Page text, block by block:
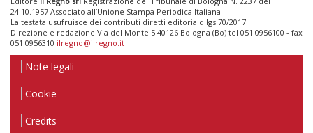
24.10.1957 Associato all’Unione Stampa Periodica Italiana
La testata usufruisce dei contributi diretti editoria d.lgs 70/2017
Direzione e redazione Via del Monte 5 40126 Bologna (Bo) tel 051 0956100 - fax
051 0956310 ilregno@ilregno.it
Note legali
Cookie
Credits